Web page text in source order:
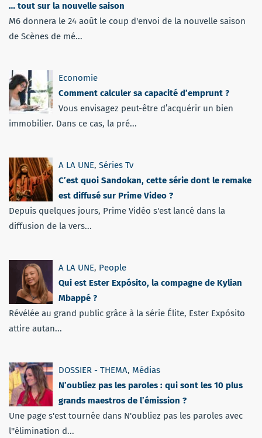
… tout sur la nouvelle saison
M6 donnera le 24 août le coup d'envoi de la nouvelle saison
de Scènes de mé...
Economie
Comment calculer sa capacité d’emprunt ?
Vous envisagez peut-être d’acquérir un bien
immobilier. Dans ce cas, la pré...
A LA UNE, Séries Tv
C’est quoi Sandokan, cette série dont le remake
est diffusé sur Prime Video ?
Depuis quelques jours, Prime Vidéo s'est lancé dans la
diffusion de la vers...
A LA UNE, People
Qui est Ester Expósito, la compagne de Kylian
Mbappé ?
Révélée au grand public grâce à la série Élite, Ester Expósito
attire autan...
DOSSIER - THEMA, Médias
N’oubliez pas les paroles : qui sont les 10 plus
grands maestros de l’émission ?
Une page s'est tournée dans N'oubliez pas les paroles avec
l''élimination d...